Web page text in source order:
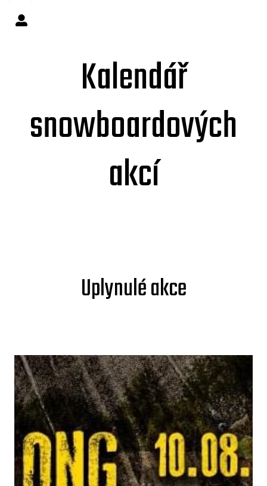
Kalendář
snowboardových
akcí
Uplynulé akce